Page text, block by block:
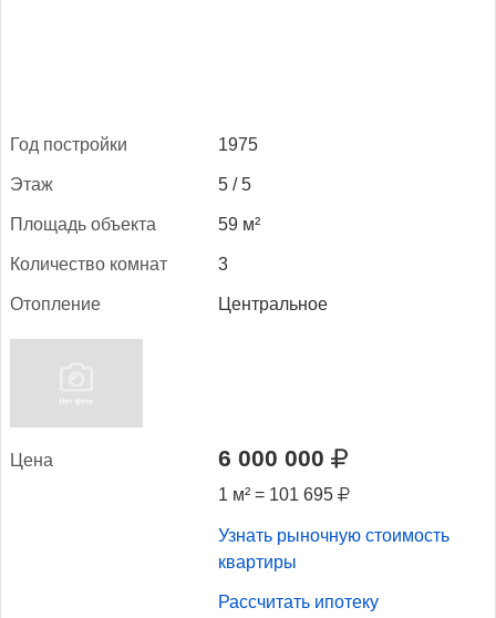
Год пос­трой­ки 1975
Этаж 5 / 5
Пло­щадь объ­ек­та 59 м²
Ко­личес­тво ком­нат 3
Отоп­ле­ние Центральное
Це­на 6 000 000
1 м² = 101 695
Узнать рыночную стоимость
квартиры
Рассчитать ипотеку